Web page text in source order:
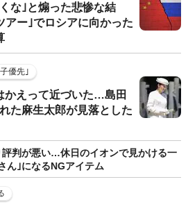
な｣と煽った悲惨な結
ー｣でロシアに向かった
優先｣
かえって近づいた…島田
た麻生太郎が見落とした
評判が悪い…休日のイオンで見かける一
ん｣になるNGアイテム